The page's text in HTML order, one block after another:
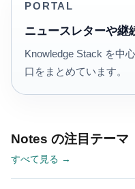
PORTAL
ニュースレターや継
Knowledge Stack を中
口をまとめています。
Notes の注目テーマ
すべて見る →